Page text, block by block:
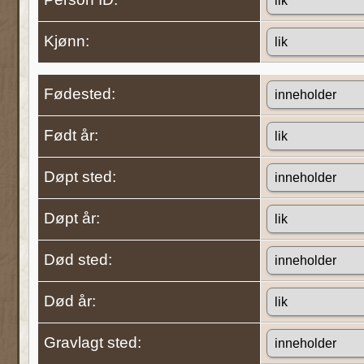
Kjønn:
Fødested:
Født år:
Døpt sted:
Døpt år:
Død sted:
Død år:
Gravlagt sted: